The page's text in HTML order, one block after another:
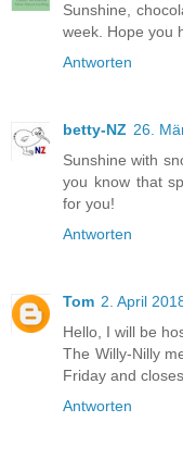
Sunshine,
week. Hope you
Antworten
betty-NZ 26.
Sunshine with
you know that
for you!
Antworten
Tom 2. April
Hello, I will be
The Willy-Nilly
Friday and
Antworten